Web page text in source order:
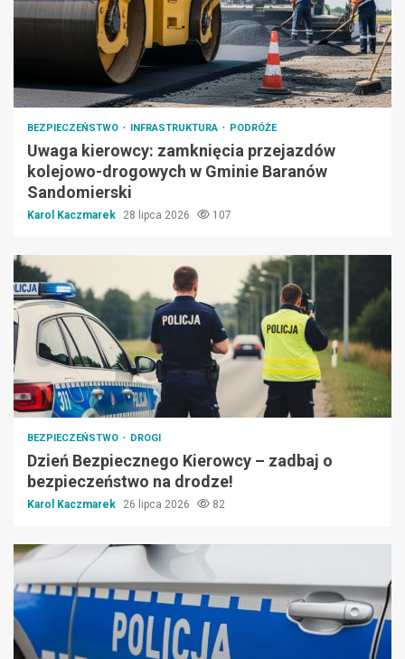
BEZPIECZEŃSTWO INFRASTRUKTURA PODRÓŻE
Uwaga kierowcy: zamknięcia przejazdów
kolejowo-drogowych w Gminie Baranów
Sandomierski
Karol Kaczmarek 28 lipca 2026 107
BEZPIECZEŃSTWO DROGI
Dzień Bezpiecznego Kierowcy – zadbaj o
bezpieczeństwo na drodze!
Karol Kaczmarek 26 lipca 2026 82